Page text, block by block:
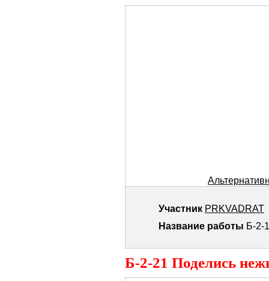
Участник PRKVADRAT
Название работы Б-2-
Б-2-21 Поделись